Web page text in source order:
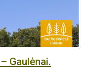
Gaulėnai.